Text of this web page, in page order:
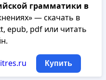
грамматики в
— скачать в
epub, pdf или читать
Купить